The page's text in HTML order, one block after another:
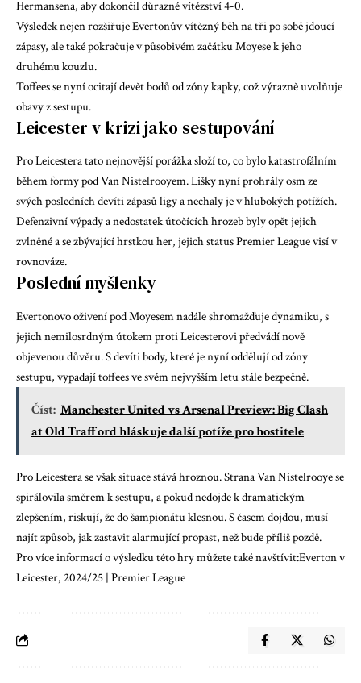
Hermansena, aby dokončil důrazné vítězství 4-0.
Výsledek nejen rozšiřuje Evertonův vítězný běh na tři po sobě jdoucí
zápasy, ale také pokračuje v působivém začátku Moyese k jeho
druhému kouzlu.
Toffees se nyní ocitají devět bodů od zóny kapky, což výrazně uvolňuje
obavy z sestupu.
Leicester v krizi jako sestupování
Pro Leicestera tato nejnovější porážka složí to, co bylo katastrofálním
během formy pod Van Nistelrooyem. Lišky nyní prohrály osm ze
svých posledních devíti zápasů ligy a nechaly je v hlubokých potížích.
Defenzivní výpady a nedostatek útočících hrozeb byly opět jejich
zvlněné a se zbývající hrstkou her, jejich status Premier League visí v
rovnováze.
Poslední myšlenky
Evertonovo oživení pod Moyesem nadále shromažďuje dynamiku, s
jejich nemilosrdným útokem proti Leicesterovi předvádí nově
objevenou důvěru. S devíti body, které je nyní oddělují od zóny
sestupu, vypadají toffees ve svém nejvyšším letu stále bezpečně.
Číst: Manchester United vs Arsenal Preview: Big Clash
at Old Trafford hláskuje další potíže pro hostitele
Pro Leicestera se však situace stává hroznou. Strana Van Nistelrooye se
spirálovila směrem k sestupu, a pokud nedojde k dramatickým
zlepšením, riskují, že do šampionátu klesnou. S časem dojdou, musí
najít způsob, jak zastavit alarmující propast, než bude příliš pozdě.
Pro více informací o výsledku této hry můžete také navštívit:Everton v
Leicester, 2024/25 | Premier League